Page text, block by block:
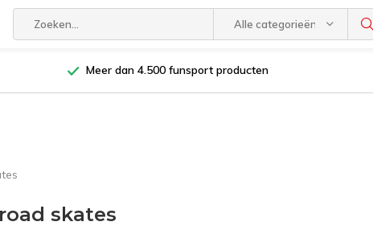
Alle categorieën
Meer dan 4.500 funsport producten
skates